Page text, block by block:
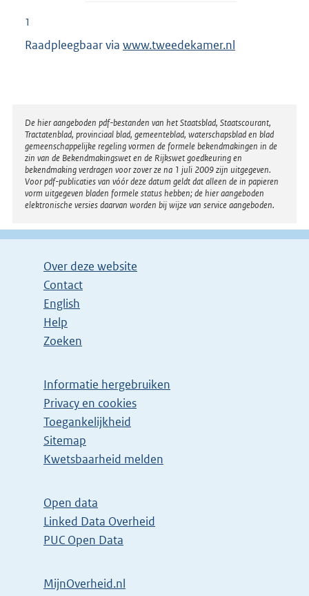
1
Raadpleegbaar via www.tweedekamer.nl
Disclaimer
De hier aangeboden pdf-bestanden van het Staatsblad, Staatscourant,
Tractatenblad, provinciaal blad, gemeenteblad, waterschapsblad en blad
gemeenschappelijke regeling vormen de formele bekendmakingen in de
zin van de Bekendmakingswet en de Rijkswet goedkeuring en
bekendmaking verdragen voor zover ze na 1 juli 2009 zijn uitgegeven.
Voor pdf-publicaties van vóór deze datum geldt dat alleen de in papieren
vorm uitgegeven bladen formele status hebben; de hier aangeboden
elektronische versies daarvan worden bij wijze van service aangeboden.
Over deze website
Contact
English
Help
Zoeken
Informatie hergebruiken
Privacy en cookies
Toegankelijkheid
Sitemap
Kwetsbaarheid melden
Open data
Linked Data Overheid
PUC Open Data
MijnOverheid.nl